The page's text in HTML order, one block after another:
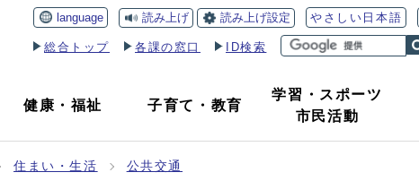
language 読み上げ 読み上げ設定 やさしい日本語
総合トップ 各課の窓口 ID検索
健康 ・福祉 子育て ・ 教育
学習・スポーツ
市民活動
住まい・生活 公共交通